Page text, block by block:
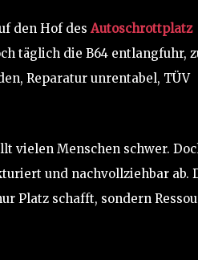
den Hof des Autoschrottplatz
täglich die B64 entlangfuhr,
Reparatur unrentabel, TÜV
vielen Menschen schwer.
und nachvollziehbar ab.
Platz schafft, sondern